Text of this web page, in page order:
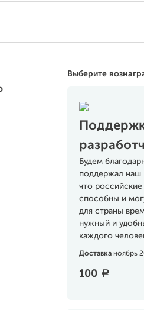
Выберите
Будем
поддержал наш
что российские
способны и
для страны
нужный и
каждого
Доставка ноябрь
100 a